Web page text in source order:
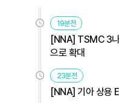
19분전
[NNA] TSMC 3
으로 확대
23분전
[NNA] 기아 상용